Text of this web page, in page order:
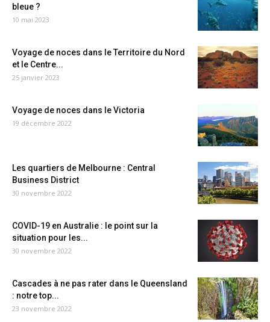
bleue ?
10 mai 2023
Voyage de noces dans le Territoire du Nord
et le Centre...
25 janvier 2023
Voyage de noces dans le Victoria
19 décembre 2022
Les quartiers de Melbourne : Central
Business District
30 novembre 2022
COVID-19 en Australie : le point sur la
situation pour les...
30 novembre 2022
Cascades à ne pas rater dans le Queensland
: notre top...
23 novembre 2022